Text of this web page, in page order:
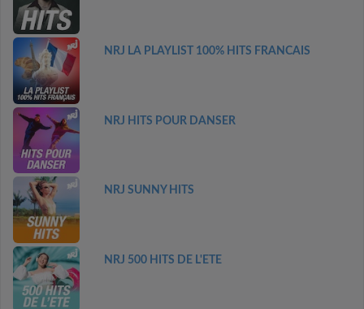
NRJ LA PLAYLIST 100% HITS FRANCAIS
NRJ HITS POUR DANSER
NRJ SUNNY HITS
NRJ 500 HITS DE L'ETE